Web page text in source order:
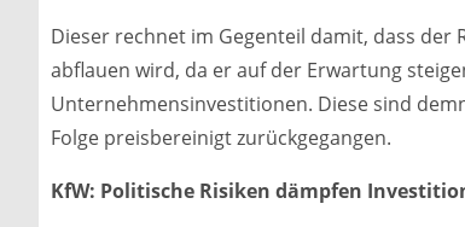
Dieser rechnet im Gegenteil damit, dass
abflauen wird, da er auf der Erwartung
Unternehmensinvestitionen. Diese sind
Folge preisbereinigt zurückgegangen.
KfW: Politische Risiken dämpfen